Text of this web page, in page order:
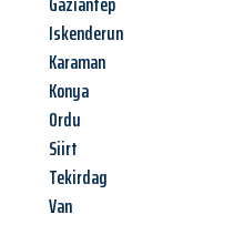
Iskenderun
Karaman
Konya
Ordu
Siirt
Tekirdag
Van